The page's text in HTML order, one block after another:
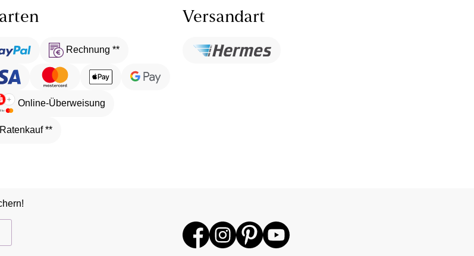
Rechnung **
Online-Überweisung
Ratenkauf **
Versandart